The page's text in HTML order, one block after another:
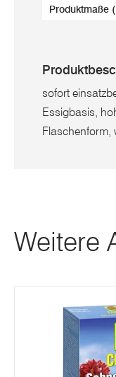
Produktmaße
sofort
Essigbasis,
Flaschenform,
Weitere